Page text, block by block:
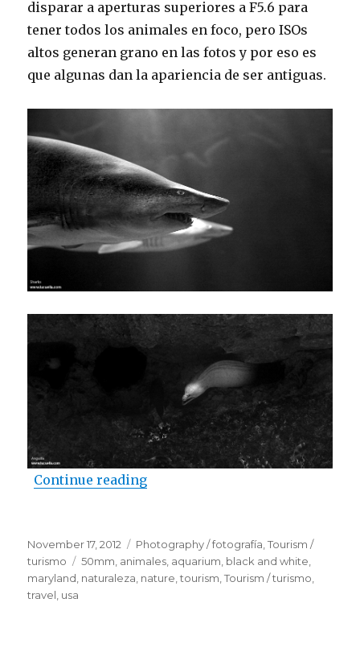
disparar a aperturas superiores a F5.6 para
tener todos los animales en foco, pero ISOs
altos generan grano en las fotos y por eso es
que algunas dan la apariencia de ser antiguas.
Continue reading
Posted
on
November 17, 2012 Categories
Photography / fotografía,Tourism /
turismo
Tags
50mm, animales, aquarium, black and white,
maryland, naturaleza, nature,tourism,Tourism / turismo,
travel, usa